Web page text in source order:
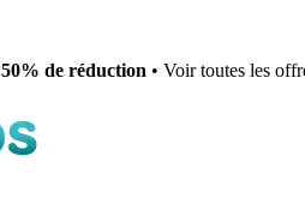
50% de réduction • Voir toutes les